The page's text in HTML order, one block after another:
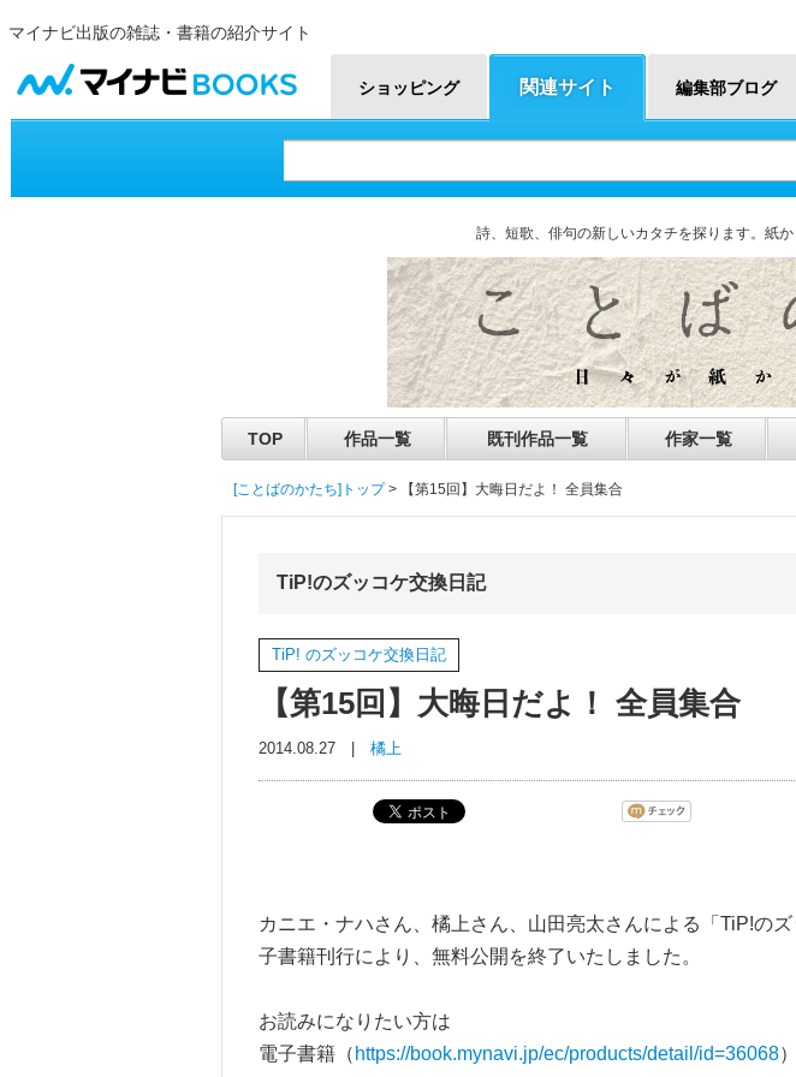
マイナビ出版の雑誌・書籍の紹介サイト
ショッピング 関連サイト 編集部ブログ
詩、短歌、俳句の新しいカタチを探ります。紙
TOP 作品一覧 既刊作品一覧 作家一覧
[ことばのかたち]トップ> 【第15回】大晦日だよ！ 全員集合
TiP!のズッコケ交換日記
TiP! のズッコケ交換日記
【第15回】大晦日だよ！ 全員集合
2014.08.27 | 橘上
カニエ・ナハさん、橘上さん、山田亮太さんによる「TiP!の
子書籍刊行により、無料公開を終了いたしました。
お読みになりたい方は
電子書籍（ https://book.mynavi.jp/ec/products/detail/id=36068